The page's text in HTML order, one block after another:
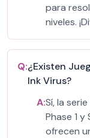
para
niveles.
Q:¿Existen
Ink Virus?
A:Sí, la
Phase 1
ofrecen